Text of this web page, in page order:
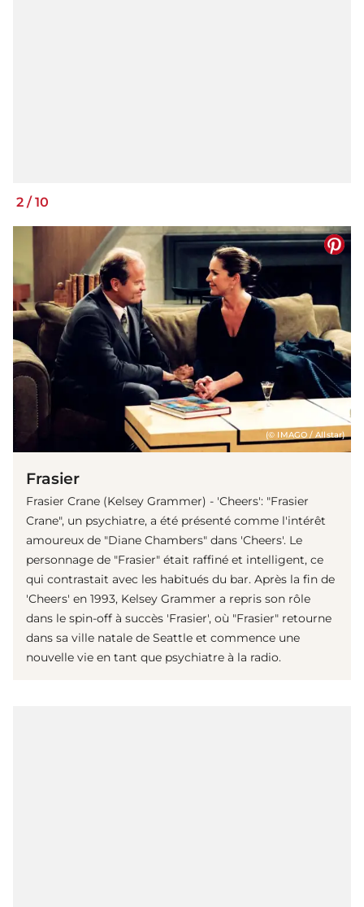
2 /10
(© IMAGO / Allstar)
Frasier
Frasier Crane (Kelsey Grammer) - 'Cheers': "Frasier
Crane", un psychiatre, a été présenté comme l'intérêt
amoureux de "Diane Chambers" dans 'Cheers'. Le
personnage de "Frasier" était raffiné et intelligent, ce
qui contrastait avec les habitués du bar. Après la fin de
'Cheers' en 1993, Kelsey Grammer a repris son rôle
dans le spin-off à succès 'Frasier', où "Frasier" retourne
dans sa ville natale de Seattle et commence une
nouvelle vie en tant que psychiatre à la radio.